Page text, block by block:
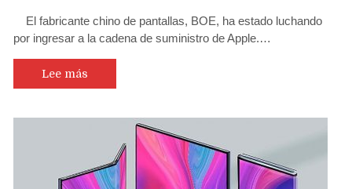
El fabricante chino de pantallas, BOE, ha estado luchando
por ingresar a la cadena de suministro de Apple.…
Lee más